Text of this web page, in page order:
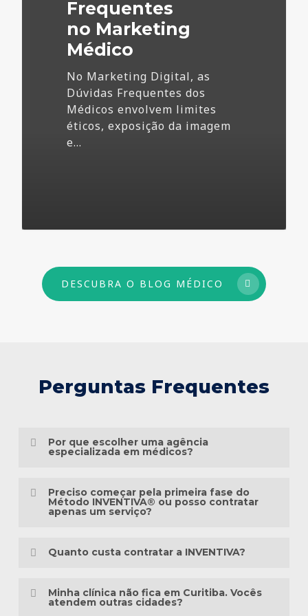
Frequentes
no Marketing
Médico
No Marketing Digital, as
Dúvidas Frequentes dos
Médicos envolvem limites
éticos, exposição da imagem
e…
DESCUBRA O BLOG MÉDICO
Perguntas Frequentes
Por que escolher uma agência
especializada em médicos?
mais do que conhecimento em publicidade.
paciente, as particularidades das
como as pessoas pesquisam sintomas,
Preciso começar pela primeira fase do
Método INVENTIVA® ou posso contratar
apenas um serviço?
diferente da sua presença digital. Algumas
precisam estruturar toda a base, enquanto
Quanto custa contratar a INVENTIVA?
padronizados, porque cada clínica possui
Minha clínica não fica em Curitiba. Vocês
atendem outras cidades?